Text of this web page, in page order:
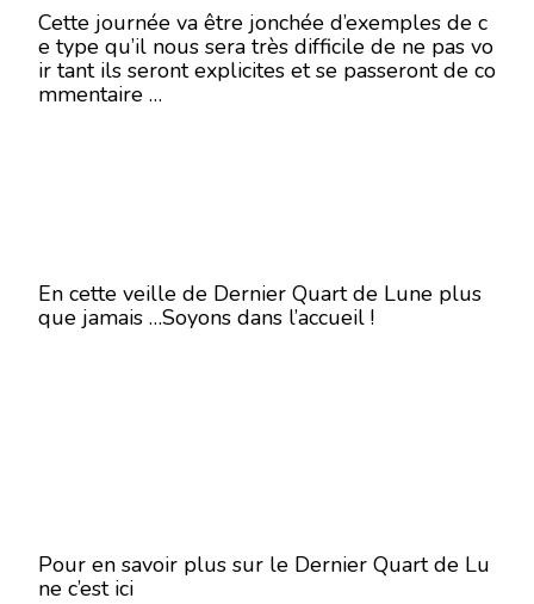
Cette journée va être jonchée d’exemples de c
e type qu’il nous sera très difficile de ne pas vo
ir tant ils seront explicites et se passeront de co
mmentaire …
En cette veille de Dernier Quart de Lune plus
que jamais …Soyons dans l’accueil !
Pour en savoir plus sur le Dernier Quart de Lu
ne c’est ici